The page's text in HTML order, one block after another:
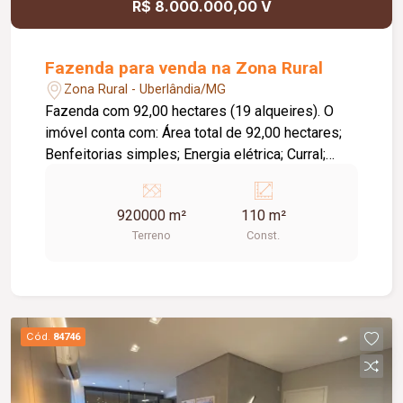
R$ 8.000.000,00 V
Fazenda para venda na Zona Rural
Zona Rural - Uberlândia/MG
Fazenda com 92,00 hectares (19 alqueires). O
imóvel conta com: Área total de 92,00 hectares;
Benfeitorias simples; Energia elétrica; Curral;
favorecendo diversas atividades agropecuárias;
Região com forte vocação agrícola, cercada por
áreas de cultivo de soja, milho, cana-de-açúcar e
45 km de Uberlândia, sendo cerca de 15 km em
estrada de terra; Valor de venda: R$ 8.000.000,00.
920000 m²
Terreno
110 m²
Const.
Cód. 84746